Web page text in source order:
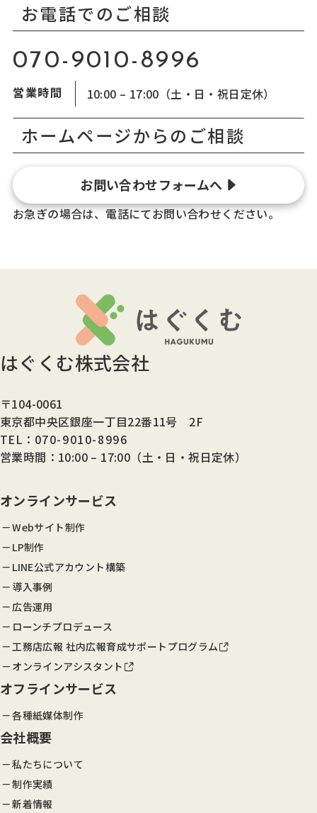
お電話でのご相談
070-9010-8996
営業時間 10:00 – 17:00（土・日・祝日定休）
ホームページからのご相談
お問い合わせフォームへ
お急ぎの場合は、電話にてお問い合わせください。
はぐくむ株式会社
〒104-0061
東京都中央区銀座一丁目22番11号 2F
TEL： 070-9010-8996
営業時間：10:00 – 17:00（土・日・祝日定休）
オンラインサービス
Webサイト制作
LP制作
LINE公式アカウント構築
導入事例
広告運用
ローンチプロデュース
工務店広報 社内広報育成サポートプログラム
オンラインアシスタント
オフラインサービス
各種紙媒体制作
会社概要
私たちについて
制作実績
新着情報